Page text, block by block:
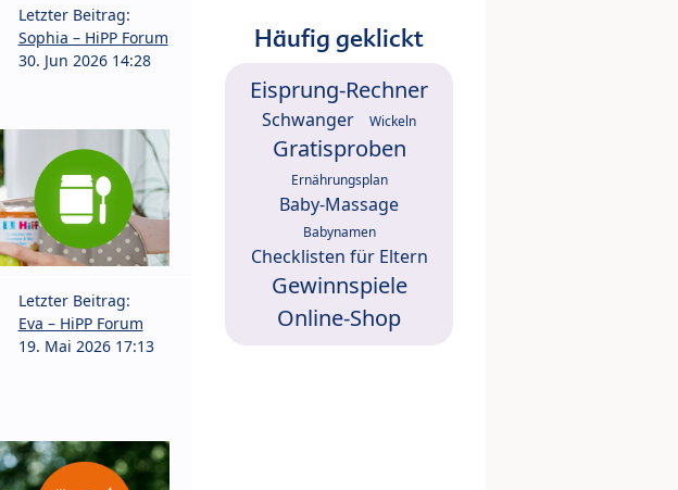
Letzter Beitrag:
Sophia – HiPP Forum
30. Jun 2026 14:28
Letzter Beitrag:
Eva – HiPP Forum
19. Mai 2026 17:13
Häufig geklickt
Eisprung-Rechner
Schwanger Wickeln
Gratisproben
Ernährungsplan
Baby-Massage
Babynamen
Checklisten für Eltern
Gewinnspiele
Online-Shop